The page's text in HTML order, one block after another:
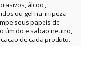
álcool,
ou gel na limpeza
seus papéis de
úmido e sabão neutro,
de cada produto.